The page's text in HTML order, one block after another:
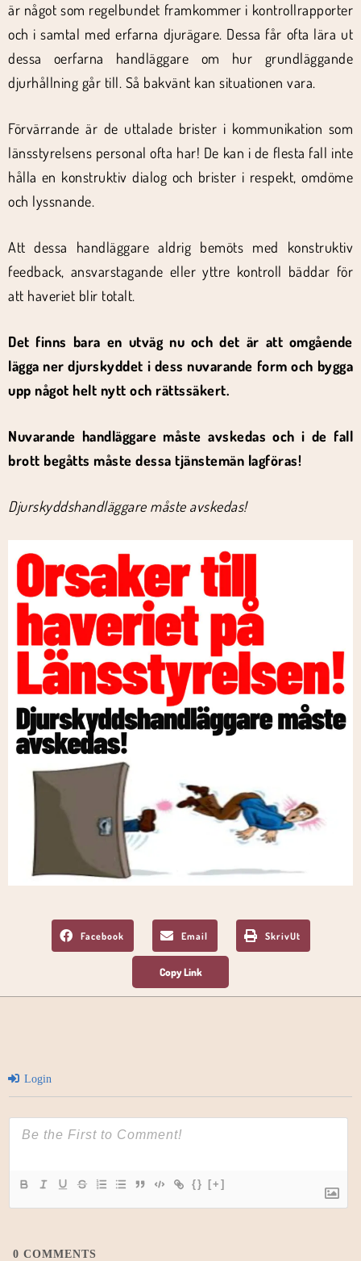
är något som regelbundet framkommer i kontrollrapporter
och i samtal med erfarna djurägare. Dessa får ofta lära ut
dessa oerfarna handläggare om hur grundläggande
djurhållning går till. Så bakvänt kan situationen vara.
Förvärrande är de uttalade brister i kommunikation som
länsstyrelsens personal ofta har! De kan i de flesta fall inte
hålla en konstruktiv dialog och brister i respekt, omdöme
och lyssnande.
Att dessa handläggare aldrig bemöts med konstruktiv
feedback, ansvarstagande eller yttre kontroll bäddar för
att haveriet blir totalt.
Det finns bara en utväg nu och det är att omgående
lägga ner djurskyddet i dess nuvarande form och bygga
upp något helt nytt och rättssäkert.
Nuvarande handläggare måste avskedas och i de fall
brott begåtts måste dessa tjänstemän lagföras!
Djurskyddshandläggare måste avskedas!
Facebook Email SkrivUt
Login
{} [+]
0 COMMENTS